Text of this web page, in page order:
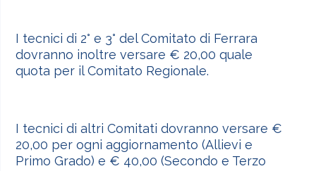
I tecnici di 2° e 3° del Comitato di Ferrara
dovranno inoltre versare € 20,00 quale
quota per il Comitato Regionale.
I tecnici di altri Comitati dovranno versare €
20,00 per ogni aggiornamento (Allievi e
Primo Grado) e € 40,00 (Secondo e Terzo